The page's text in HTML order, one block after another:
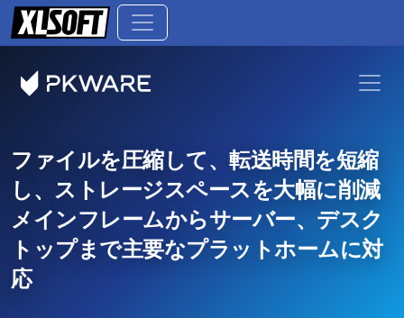
ファイルを圧縮して、転送時間を短縮
し、ストレージスペースを大幅に削減
メインフレームからサーバー、デスク
トップまで主要なプラットホームに対
応